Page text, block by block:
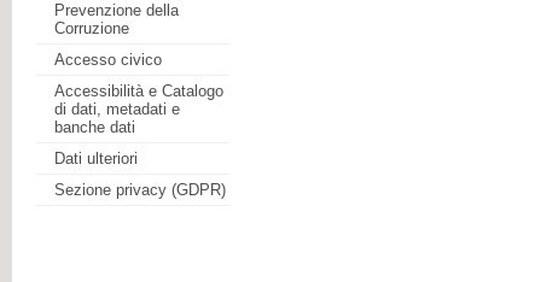
Prevenzione della
Corruzione
Accesso civico
Accessibilità e Catalogo
di dati, metadati e
banche dati
Dati ulteriori
Sezione privacy (GDPR)